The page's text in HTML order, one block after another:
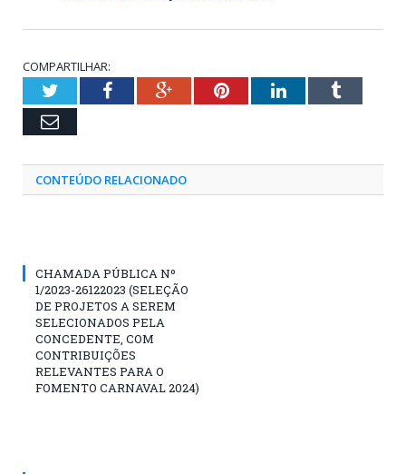
COMPARTILHAR:
TwitterFacebookGoogle+PinterestLinkedInTumblr
Email
CONTEÚDO RELACIONADO
CHAMADA PÚBLICA Nº
1/2023-26122023 (SELEÇÃO
DE PROJETOS A SEREM
SELECIONADOS PELA
CONCEDENTE, COM
CONTRIBUIÇÕES
RELEVANTES PARA O
FOMENTO CARNAVAL 2024)